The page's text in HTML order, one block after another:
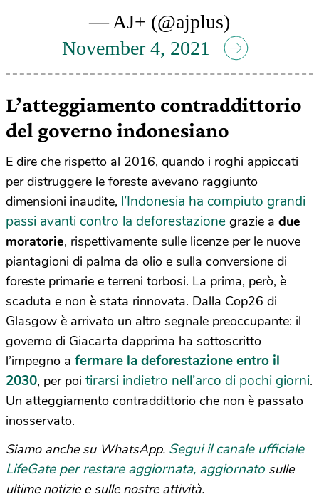
— AJ+ (@ajplus)
November 4, 2021
L’atteggiamento contraddittorio
del governo indonesiano
E dire che rispetto al 2016, quando i roghi appiccati
per distruggere le foreste avevano raggiunto
dimensioni inaudite, l’Indonesia ha compiuto grandi
passi avanti contro la deforestazione grazie a due
moratorie, rispettivamente sulle licenze per le nuove
piantagioni di palma da olio e sulla conversione di
foreste primarie e terreni torbosi. La prima, però, è
scaduta e non è stata rinnovata. Dalla Cop26 di
Glasgow è arrivato un altro segnale preoccupante: il
governo di Giacarta dapprima ha sottoscritto
l’impegno a fermare la deforestazione entro il
2030, per poi tirarsi indietro nell’arco di pochi giorni.
Un atteggiamento contraddittorio che non è passato
inosservato.
Siamo anche su WhatsApp. Segui il canale ufficiale
LifeGate per restare aggiornata, aggiornato sulle
ultime notizie e sulle nostre attività.